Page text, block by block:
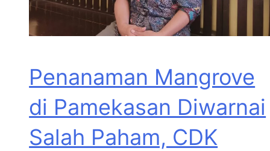
Penanaman Mangrove
di Pamekasan Diwarnai
Salah Paham, CDK